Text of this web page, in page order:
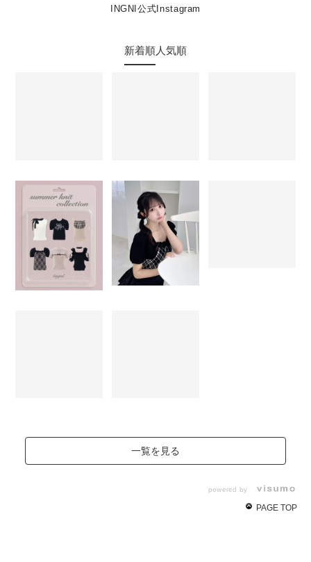
INGNI公式Instagram
新着順人気順
一覧を見る
powered by
PAGE TOP